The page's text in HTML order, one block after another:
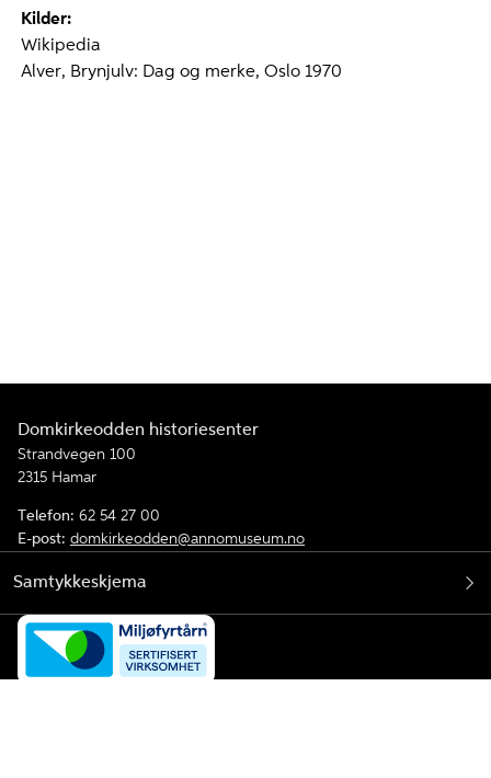
Kilder:
Wikipedia
Alver, Brynjulv: Dag og merke, Oslo 1970
Domkirkeodden historiesenter
Strandvegen 100
2315 Hamar
Telefon: 62 54 27 00
E-post: domkirkeodden@annomuseum.no
Samtykkeskjema